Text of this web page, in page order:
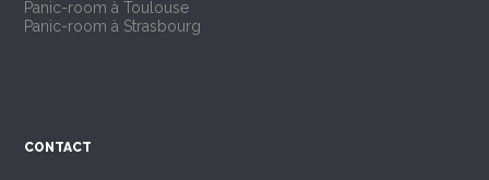
Panic-room à Toulouse
Panic-room à Strasbourg
CONTACT